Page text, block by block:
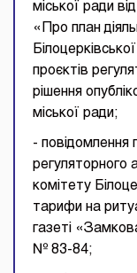
міської ради
«Про план
проєктів
рішення
міської ради;
- повідомлення
регуляторного
комітету
тарифи на
газеті
№ 83-84;